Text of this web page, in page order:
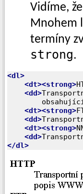
Vidíme,
Mnohem
termíny
strong.
<dl>
<dt><strong>
<dd>
<dt><strong>
<dd>
<dt><strong>
<dd>
</dl>